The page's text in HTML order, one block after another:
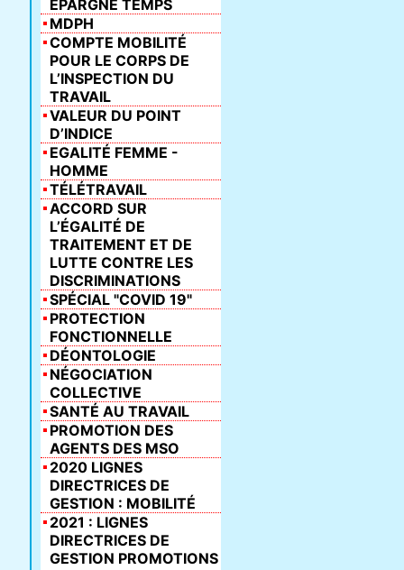
ÉPARGNE TEMPS
MDPH
COMPTE MOBILITÉ
POUR LE CORPS DE
L’INSPECTION DU
TRAVAIL
VALEUR DU POINT
D’INDICE
EGALITÉ FEMME -
HOMME
TÉLÉTRAVAIL
ACCORD SUR
L’ÉGALITÉ DE
TRAITEMENT ET DE
LUTTE CONTRE LES
DISCRIMINATIONS
SPÉCIAL "COVID 19"
PROTECTION
FONCTIONNELLE
DÉONTOLOGIE
NÉGOCIATION
COLLECTIVE
SANTÉ AU TRAVAIL
PROMOTION DES
AGENTS DES MSO
2020 LIGNES
DIRECTRICES DE
GESTION : MOBILITÉ
2021 : LIGNES
DIRECTRICES DE
GESTION PROMOTIONS